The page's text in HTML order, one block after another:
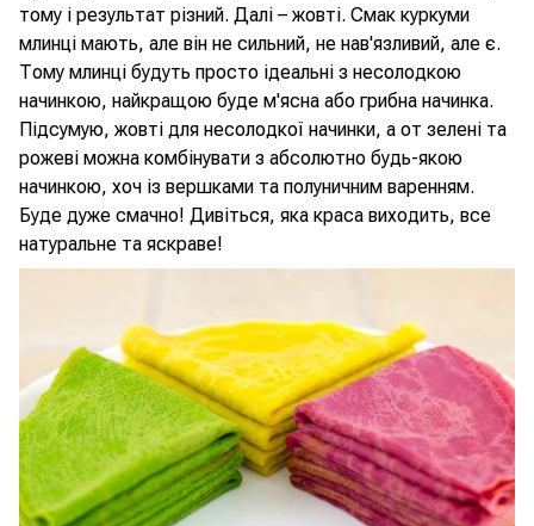
тому і результат різний. Далі – жовті. Смак куркуми
млинці мають, але він не сильний, не нав'язливий, але є.
Тому млинці будуть просто ідеальні з несолодкою
начинкою, найкращою буде м'ясна або грибна начинка.
Підсумую, жовті для несолодкої начинки, а от зелені та
рожеві можна комбінувати з абсолютно будь-якою
начинкою, хоч із вершками та полуничним варенням.
Буде дуже смачно! Дивіться, яка краса виходить, все
натуральне та яскраве!